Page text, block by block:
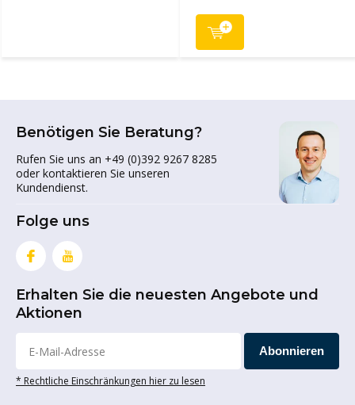
Benötigen Sie Beratung?
Rufen Sie uns an +49 (0)392 9267 8285
oder kontaktieren Sie unseren
Kundendienst.
Folge uns
Erhalten Sie die neuesten Angebote und
Aktionen
Abonnieren
* Rechtliche Einschränkungen hier zu lesen